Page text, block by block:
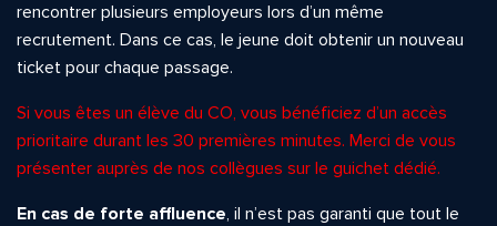
rencontrer plusieurs employeurs lors d’un même
recrutement. Dans ce cas, le jeune doit obtenir un nouveau
ticket pour chaque passage.
Si vous êtes un élève du CO, vous bénéficiez d’un accès
prioritaire durant les 30 premières minutes. Merci de vous
présenter auprès de nos collègues sur le guichet dédié.
En cas de forte affluence, il n’est pas garanti que tout le